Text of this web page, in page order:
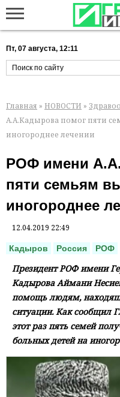
Пт, 07 августа, 12:11
Главная » НОВОСТИ »
А.А.Кадырова помог пяти
иногороднее лечении
РОФ имени
пяти семьям
иногороднее
12.04.2019 22:49
Кадыров Россия РОФ
Президент РОФ имени
Кадырова Аймани
помощь людям,
ситуации. Как сообщил
этот раз пять семей
больных детей на